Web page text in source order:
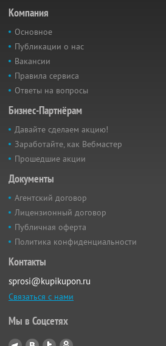
Компания
Основное
Публикации о нас
Вакансии
Правила сервиса
Ответы на вопросы
Бизнес-Партнёрам
Давайте сделаем акцию!
Заработайте, как Вебмастер
Прошедшие акции
Документы
Агентский договор
Лицензионный договор
Публичная оферта
Политика конфиденциальности
Контакты
sprosi@kupikupon.ru
Связаться с нами
Мы в Соцсетях